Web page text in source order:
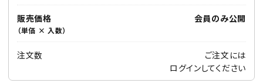
販売価格
（単価 × 入数）
会員のみ公開
注文数
ご注文には
ログインしてください